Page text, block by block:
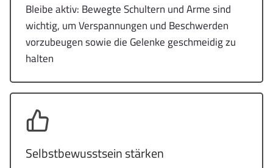
Bleibe aktiv: Bewegte Schultern und Arme sind
wichtig, um Verspannungen und Beschwerden
vorzubeugen sowie die Gelenke geschmeidig zu
halten
Selbstbewusstsein stärken